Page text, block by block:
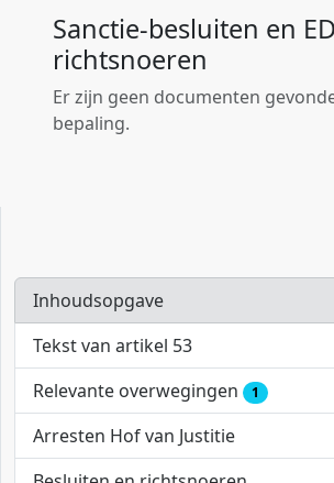
Sanctie-besluiten en
richtsnoeren
Er zijn geen documenten
bepaling.
Inhoudsopgave
Tekst van artikel 53
Relevante overwegingen
1
Arresten Hof van Justitie